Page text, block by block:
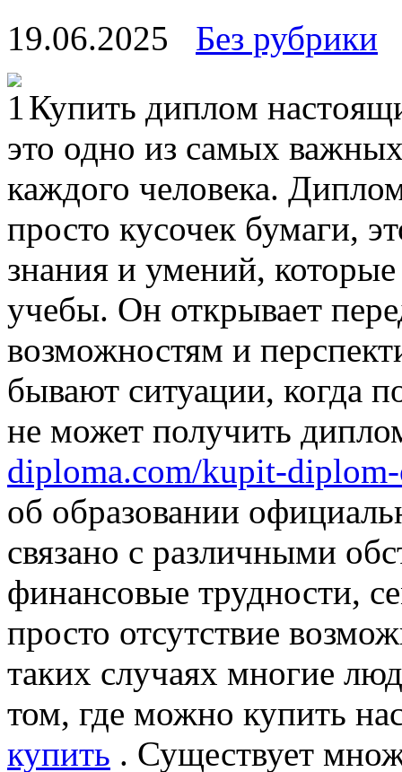
19.06.2025
Без рубрики
Купить диплoм
это одно из самых
каждого человека.
просто кусочек бумаги,
знания и умений,
учебы. Он открывает
возможностям и
бывают ситуации, когда
не может получить
diploma.com/kupit-
об образовании
связано с различными
финансовые трудности,
просто отсутствие
таких случаях многие
том, где можно купить
купить . Существует